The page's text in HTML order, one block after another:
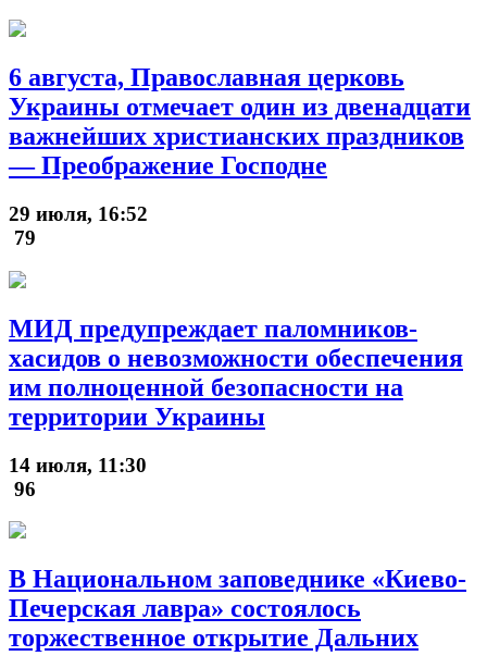
6 августа, Православная церковь
Украины отмечает один из двенадцати
важнейших христианских праздников
— Преображение Господне
29 июля, 16:52
79
МИД предупреждает паломников-
хасидов о невозможности обеспечения
им полноценной безопасности на
территории Украины
14 июля, 11:30
96
В Национальном заповеднике «Киево-
Печерская лавра» состоялось
торжественное открытие Дальних